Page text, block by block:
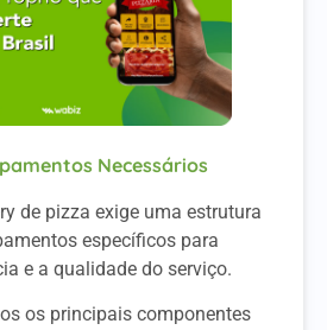
Necessários
de pizza exige uma estrutura
específicos para
e a qualidade do serviço.
os principais componentes